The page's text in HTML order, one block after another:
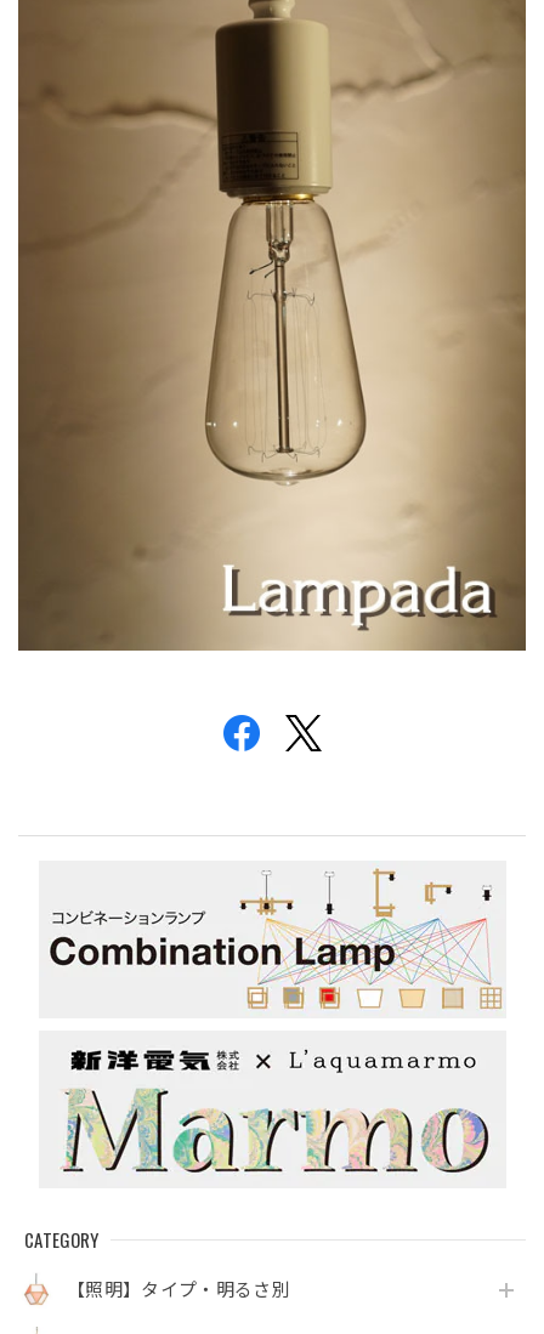
CATEGORY
【照明】タイプ・明るさ別